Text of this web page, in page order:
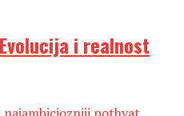
i realnost